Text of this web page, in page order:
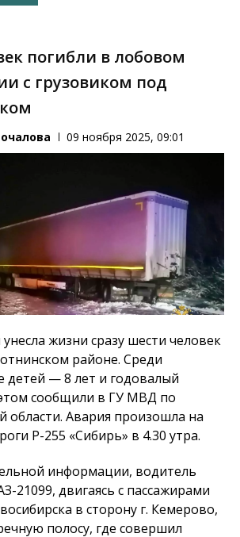
погибли в лобовом
с грузовиком под
09 ноября 2025, 09:01
жизни сразу шести человек
районе. Среди
детей — 8 лет и годовалый
сообщили в ГУ МВД по
области. Авария произошла на
Р-255 «Сибирь» в 4.30 утра.
информации, водитель
21099, двигаясь с пассажирами
в сторону г. Кемерово,
полосу, где совершил